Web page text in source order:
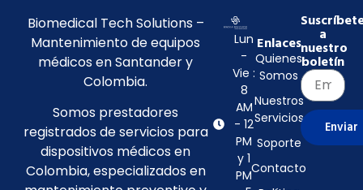
Biomedical Tech Solutions –
Mantenimiento de equipos
médicos en Santander y
Colombia.
Somos prestadores
registrados de servicios para
dispositivos médicos en
Colombia, especializados en
Lun
-
Vie :
8
AM
- 12
PM
y 1
PM
Enlaces
Quienes
Somos
Nuestros
Servicios
Soporte
Contacto
a
nuestro
boletín
Enviar